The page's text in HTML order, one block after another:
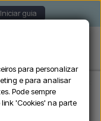
guia
autónomos
para personalizar
e para analisar
Pode sempre
'Cookies' na parte